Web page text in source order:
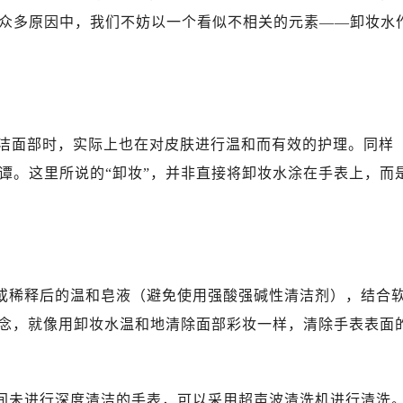
多原因中，我们不妨以一个看似不相关的元素——卸妆水
面部时，实际上也在对皮肤进行温和而有效的护理。同样
。这里所说的“卸妆”，并非直接将卸妆水涂在手表上，而
释后的温和皂液（避免使用强酸强碱性清洁剂），结合
，就像用卸妆水温和地清除面部彩妆一样，清除手表表面
进行深度清洁的手表，可以采用超声波清洗机进行清洗